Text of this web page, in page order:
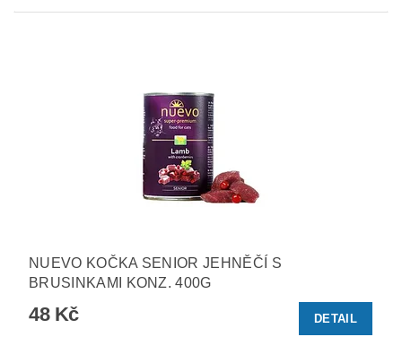
NUEVO KOČKA SENIOR JEHNĚČÍ S
BRUSINKAMI KONZ. 400G
48 Kč DETAIL